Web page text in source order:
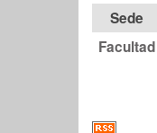
Facultad